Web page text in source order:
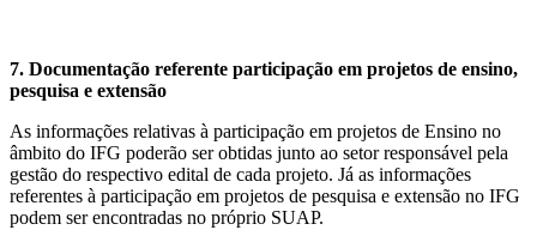
7. Documentação referente participação em projetos de ensino,
pesquisa e extensão
As informações relativas à participação em projetos de Ensino no
âmbito do IFG poderão ser obtidas junto ao setor responsável pela
gestão do respectivo edital de cada projeto. Já as informações
referentes à participação em projetos de pesquisa e extensão no IFG
podem ser encontradas no próprio SUAP.